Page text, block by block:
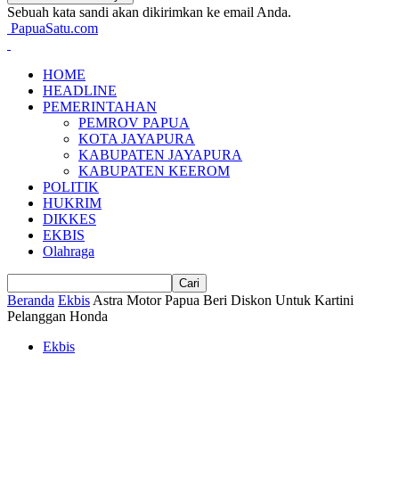
Sebuah kata sandi akan dikirimkan ke email Anda.
PapuaSatu.com
HOME
HEADLINE
PEMERINTAHAN
PEMROV PAPUA
KOTA JAYAPURA
KABUPATEN JAYAPURA
KABUPATEN KEEROM
POLITIK
HUKRIM
DIKKES
EKBIS
Olahraga
Beranda Ekbis Astra Motor Papua Beri Diskon Untuk Kartini
Pelanggan Honda
Ekbis